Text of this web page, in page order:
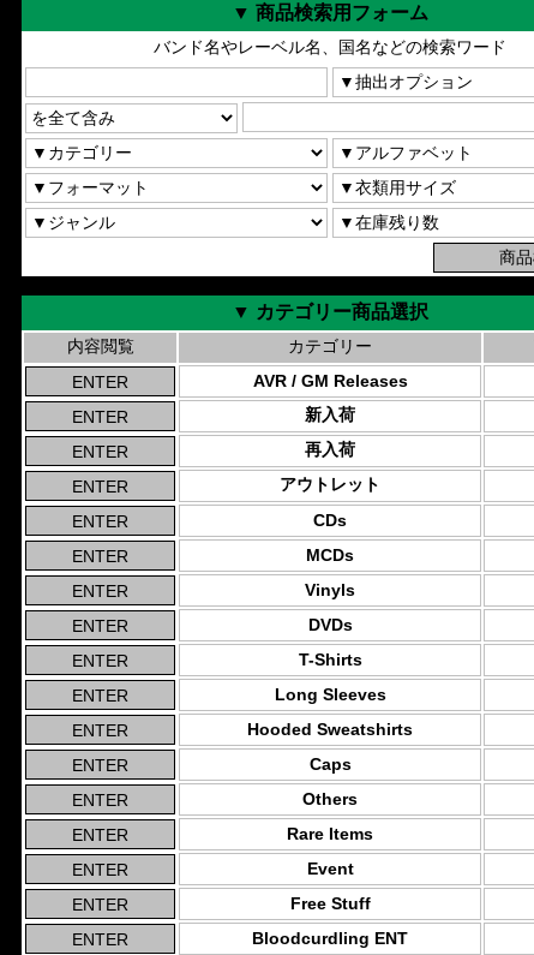
▼ 商品検索用フォーム
バンド名やレーベル名、国名などの検索ワード
▼ カテゴリー商品選択
内容閲覧 カテゴリー
AVR / GM Releases
新入荷
再入荷
アウトレット
CDs
MCDs
Vinyls
DVDs
T-Shirts
Long Sleeves
Hooded Sweatshirts
Caps
Others
Rare Items
Event
Free Stuff
Bloodcurdling ENT